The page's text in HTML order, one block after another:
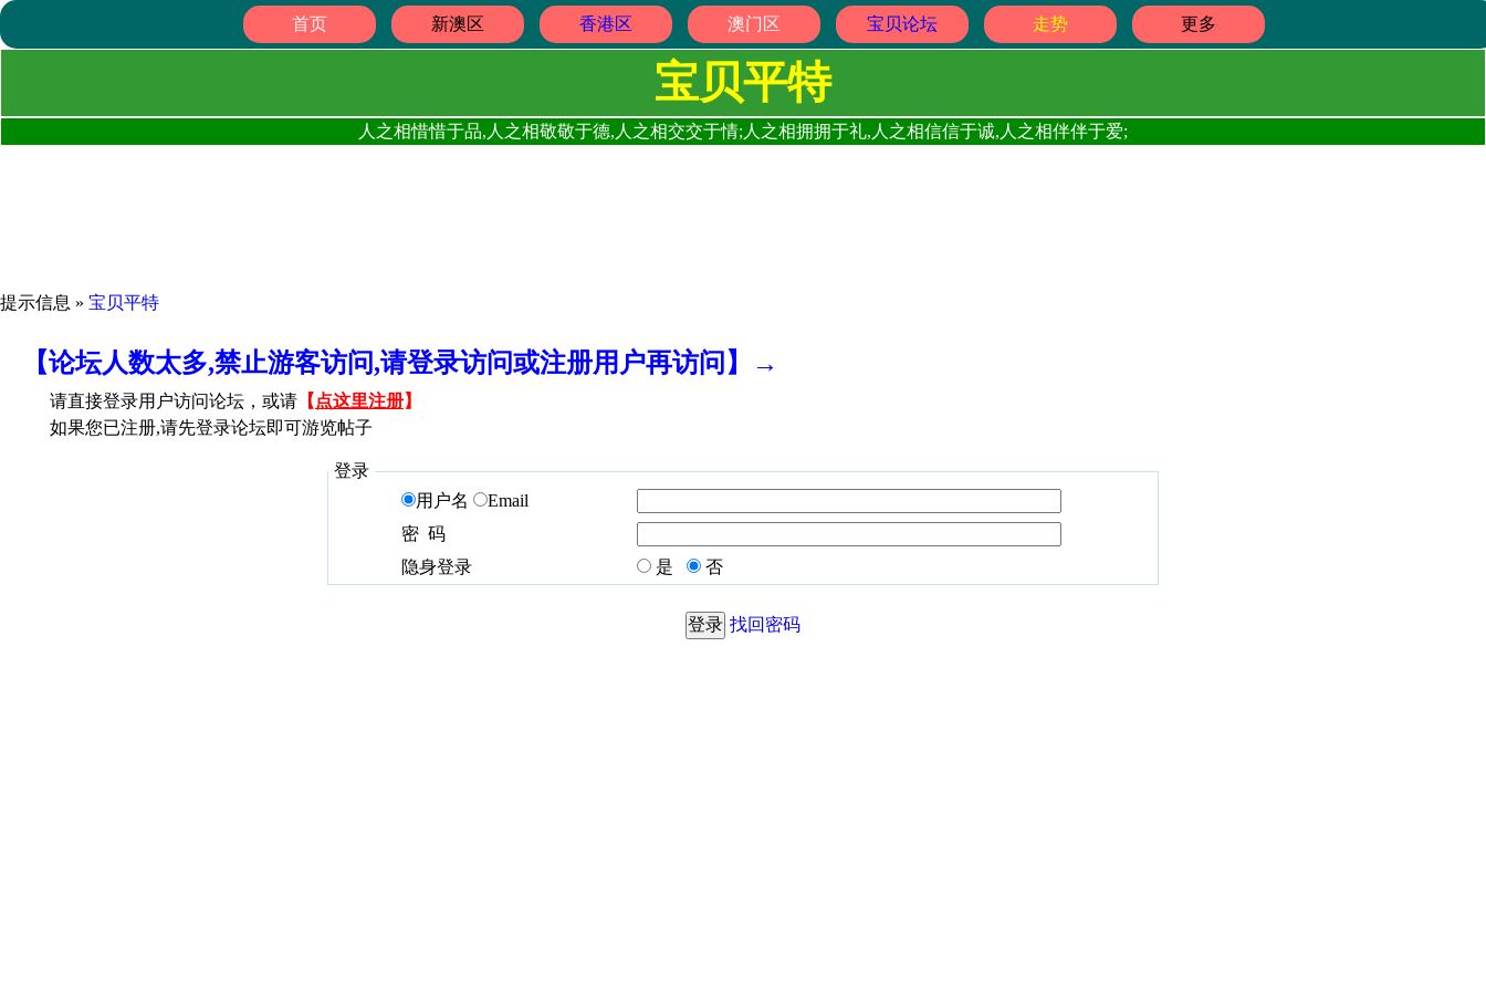
首页 新澳区 香港区 澳门区 宝贝论坛 走势 更多
宝贝平特
人之相惜惜于品,人之相敬敬于德,人之相交交于情;人之相拥拥于礼,人之相信信于诚,人之相伴伴于爱;
提示信息 » 宝贝平特
【论坛人数太多,禁止游客访问,请登录访问或注册用户再访问】→
请直接登录用户访问论坛，或请 【 点这里注册】
如果您已注册,请先登录论坛即可游览帖子
登录
用户名
Email
密 码
隐身登录
是 否
找回密码